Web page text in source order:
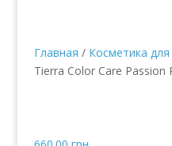
Главная / Косметика
Tierra Color Care Passion